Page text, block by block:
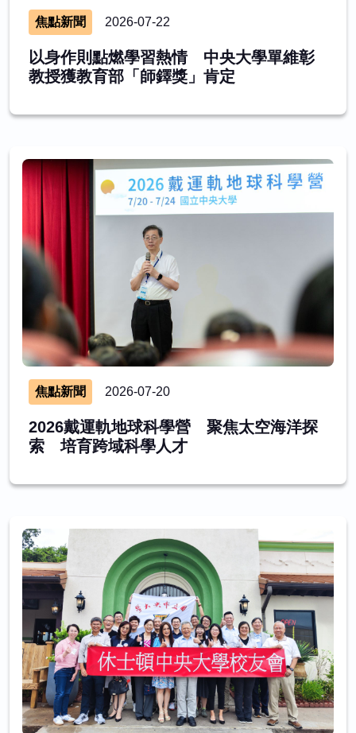
焦點新聞 2026-07-22
以身作則點燃學習熱情 中央大學單維彰
教授獲教育部「師鐸獎」肯定
焦點新聞 2026-07-20
2026戴運軌地球科學營 聚焦太空海洋探
索 培育跨域科學人才